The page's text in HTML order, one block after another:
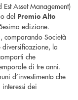
Asset Management)
del Premio Alto
edizione.
comparando Società
la
che
di tre anni.
d’investimento che
dei